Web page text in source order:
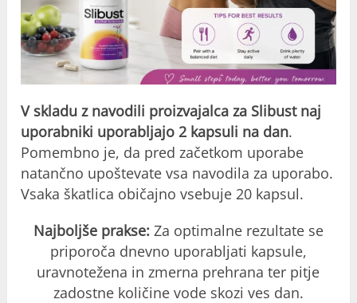
V skladu z navodili proizvajalca za Slibust naj
uporabniki uporabljajo 2 kapsuli na dan.
Pomembno je, da pred začetkom uporabe
natančno upoštevate vsa navodila za uporabo.
Vsaka škatlica običajno vsebuje 20 kapsul.
Najboljše prakse: Za optimalne rezultate se
priporoča dnevno uporabljati kapsule,
uravnotežena in zmerna prehrana ter pitje
zadostne količine vode skozi ves dan.